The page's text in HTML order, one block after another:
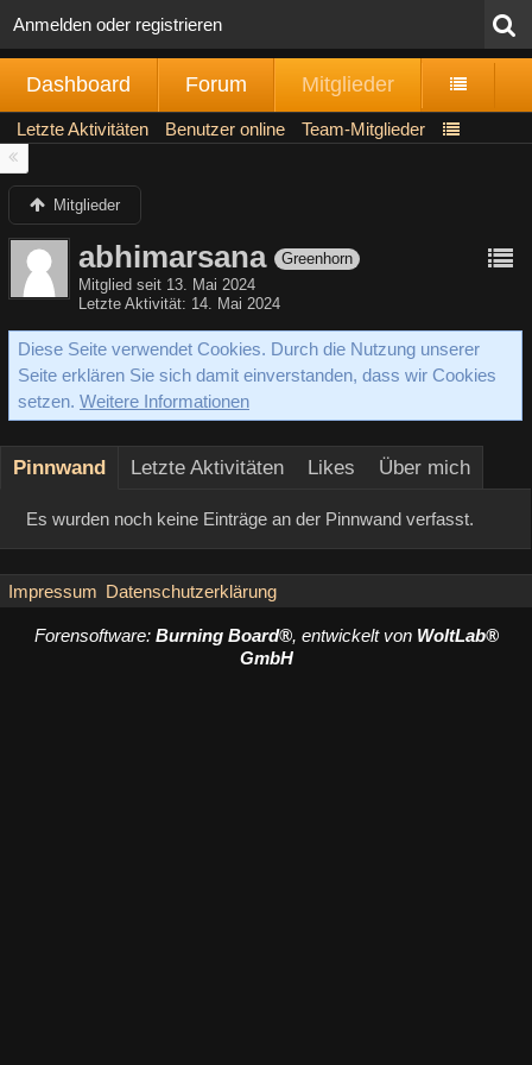
Anmelden oder registrieren
Dashboard Forum Mitglieder
Letzte Aktivitäten Benutzer online Team-Mitglieder
Mitglieder
abhimarsana
Greenhorn
Mitglied seit 13. Mai 2024
Letzte Aktivität 14. Mai 2024
Diese Seite verwendet Cookies. Durch die Nutzung unserer
Seite erklären Sie sich damit einverstanden, dass wir Cookies
setzen. Weitere Informationen
Pinnwand Letzte Aktivitäten Likes Über mich
Es wurden noch keine Einträge an der Pinnwand verfasst.
Impressum Datenschutzerklärung
Forensoftware: Burning Board®, entwickelt von WoltLab®
GmbH